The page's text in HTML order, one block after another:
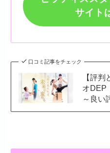
サイト
口コミ記事をチェック
【評
オDEP
～良い